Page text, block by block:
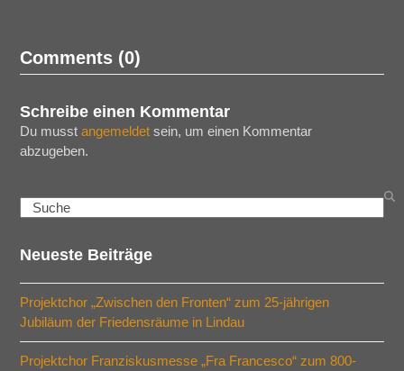
Comments (0)
Schreibe einen Kommentar
Du musstangemeldet sein, um einen Kommentar
abzugeben.
Search
Neueste Beiträge
Projektchor „Zwischen den Fronten“ zum 25-jährigen
Jubiläum der Friedensräume in Lindau
Projektchor Franziskusmesse „Fra Francesco“ zum 800-